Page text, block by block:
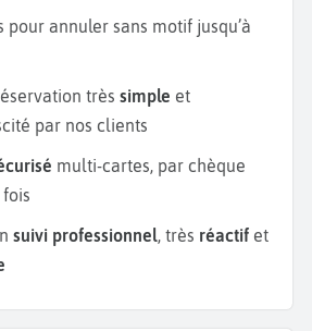
pour annuler sans motif jusqu’à
très simple et
par nos clients
multi-cartes, par chèque
suivi professionnel, très réactif et